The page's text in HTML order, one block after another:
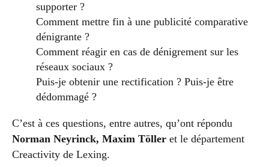
supporter ?
Comment mettre fin à une publicité comparative
dénigrante ?
Comment réagir en cas de dénigrement sur les
réseaux sociaux ?
Puis-je obtenir une rectification ? Puis-je être
dédommagé ?
C’est à ces questions, entre autres, qu’ont répondu
Norman Neyrinck, Maxim Töller et le département
Creactivity de Lexing.